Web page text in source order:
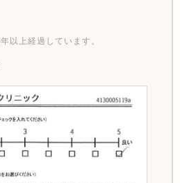
以上経過しています。